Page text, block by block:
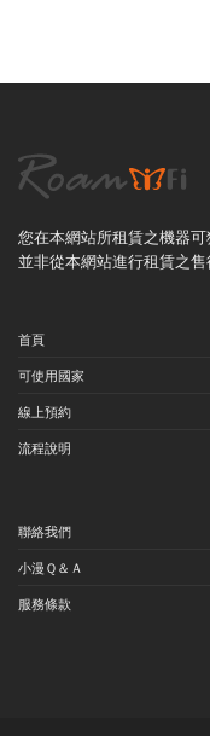
您在本網站所租賃之機器
並非從本網站進行租賃之
首頁
可使用國家
線上預約
流程說明
聯絡我們
小漫Ｑ＆Ａ
服務條款